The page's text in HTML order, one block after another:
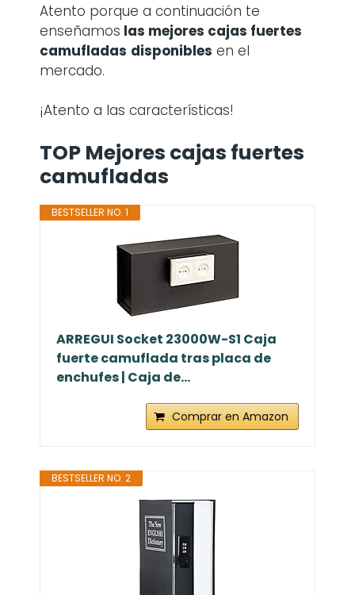
Atento porque a continuación te
enseñamos las mejores cajas fuertes
camufladas disponibles en el
mercado.
¡Atento a las características!
TOP Mejores cajas fuertes
camufladas
BESTSELLER NO. 1
ARREGUI Socket 23000W-S1 Caja
fuerte camuflada tras placa de
enchufes | Caja de...
Comprar en Amazon
BESTSELLER NO. 2